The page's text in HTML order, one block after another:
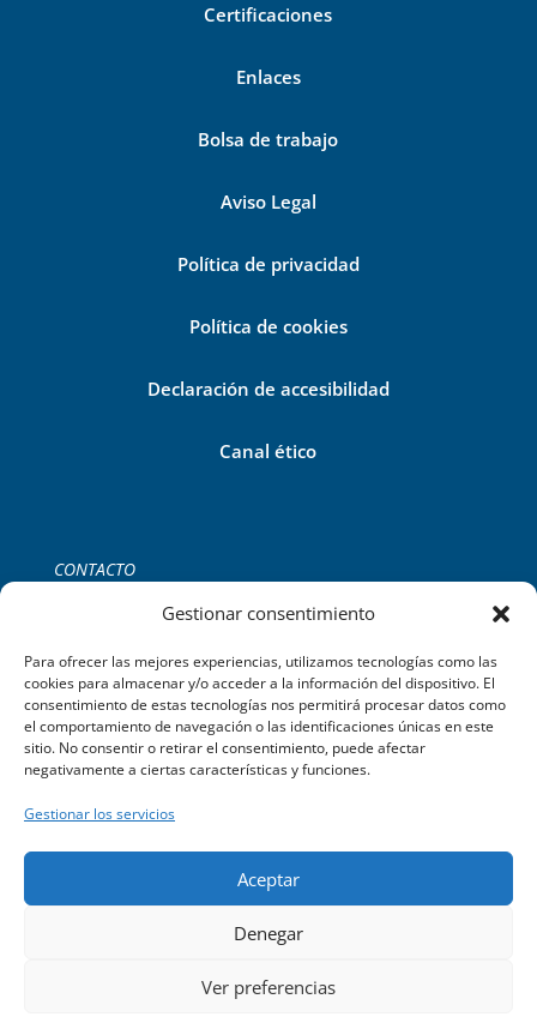
Gestionar consentimiento
Para ofrecer las mejores experiencias, utilizamos tecnologías como las
cookies para almacenar y/o acceder a la información del dispositivo. El
consentimiento de estas tecnologías nos permitirá procesar datos como
el comportamiento de navegación o las identificaciones únicas en este
sitio. No consentir o retirar el consentimiento, puede afectar
negativamente a ciertas características y funciones.
Gestionar los servicios
Aceptar
Denegar
Ver preferencias
Certificaciones
Enlaces
Bolsa de trabajo
Aviso Legal
Política de privacidad
Política de cookies
Declaración de accesibilidad
Canal ético
CONTACTO
C/del Gremi de Ferrers, 39 2B,
©2023 Limpiezas Sayago C/ del Gremi de Ferrers, 39 2B. Palma
de Mallorca – Powered by